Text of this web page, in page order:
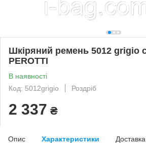
Шкіряний ремень 5012 grigio
PEROTTI
В наявності
Код: 5012grigio
Роздріб
2 337 ₴
Опис Характеристики Доставка